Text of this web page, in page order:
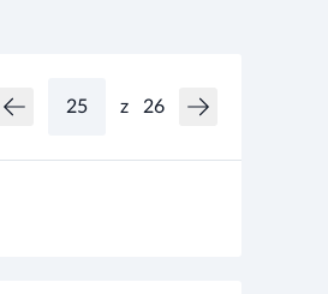
z 26